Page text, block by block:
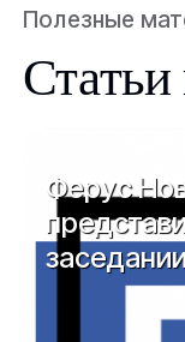
Полезные
Ферус